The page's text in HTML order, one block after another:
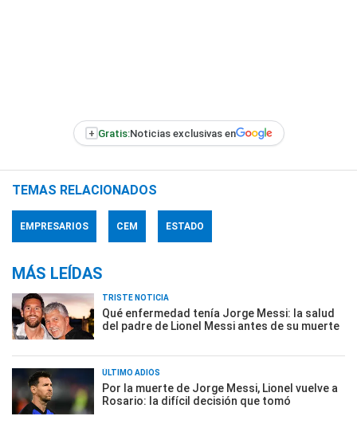
+ Gratis:Noticias exclusivas en
TEMAS RELACIONADOS
EMPRESARIOS CEM ESTADO
MÁS LEÍDAS
TRISTE NOTICIA
Qué enfermedad tenía Jorge Messi: la salud
del padre de Lionel Messi antes de su muerte
ÚLTIMO ADIÓS
Por la muerte de Jorge Messi, Lionel vuelve a
Rosario: la difícil decisión que tomó